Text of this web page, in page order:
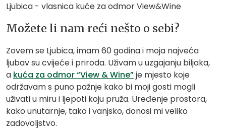
Ljubica - vlasnica kuće za odmor View&Wine
Možete li nam reći nešto o sebi?
Zovem se Ljubica, imam 60 godina i moja najveća
ljubav su cvijeće i priroda. Uživam u uzgajanju biljaka,
a kuća za odmor “View & Wine”je mjesto koje
održavam s puno pažnje kako bi moji gosti mogli
uživati u miru i ljepoti koju pruža. Uređenje prostora,
kako unutarnje, tako i vanjsko, donosi mi veliko
zadovoljstvo.